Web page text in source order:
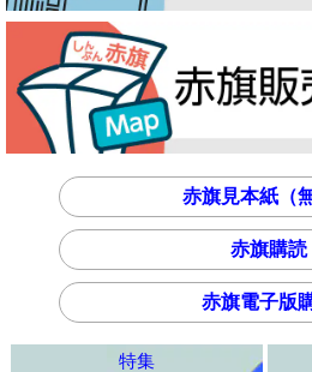
赤旗見本紙（
赤旗購読
赤旗電子版
特集